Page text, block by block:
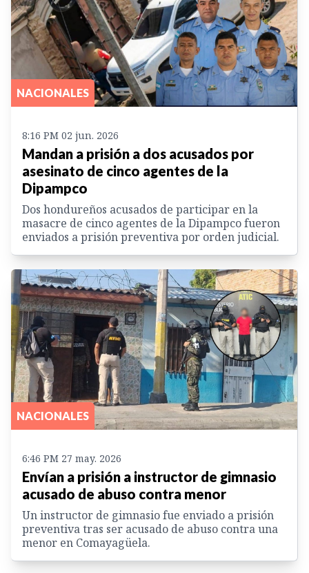
NACIONALES
8:16 PM 02 jun. 2026
Mandan a prisión a dos acusados por
asesinato de cinco agentes de la
Dipampco
Dos hondureños acusados de participar en la
masacre de cinco agentes de la Dipampco fueron
enviados a prisión preventiva por orden judicial.
NACIONALES
6:46 PM 27 may. 2026
Envían a prisión a instructor de gimnasio
acusado de abuso contra menor
Un instructor de gimnasio fue enviado a prisión
preventiva tras ser acusado de abuso contra una
menor en Comayagüela.